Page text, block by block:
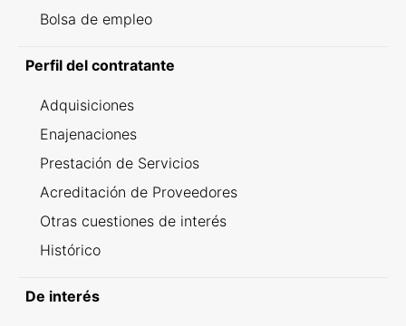
Bolsa de empleo
Perfil del contratante
Adquisiciones
Enajenaciones
Prestación de Servicios
Acreditación de Proveedores
Otras cuestiones de interés
Histórico
De interés